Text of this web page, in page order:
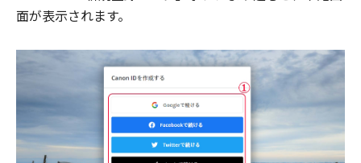
面が表示されます。